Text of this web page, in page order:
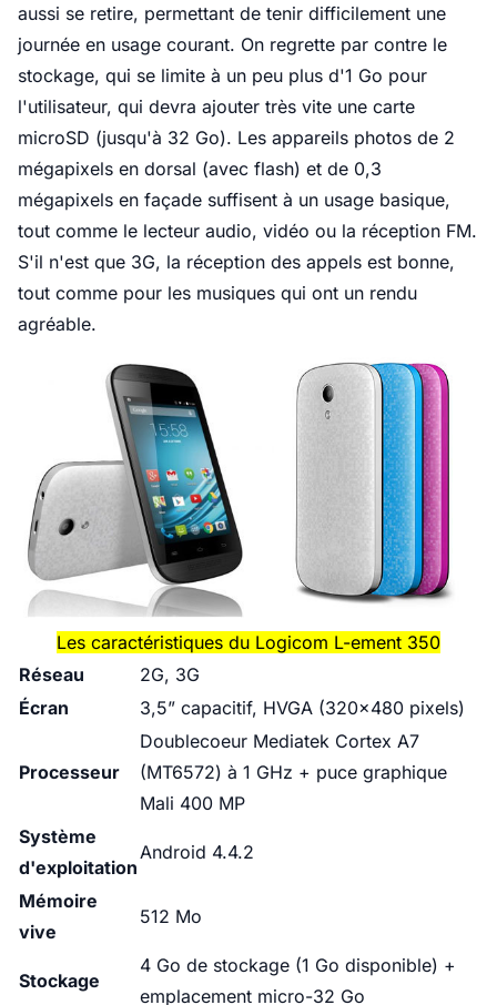
aussi se retire, permettant de tenir difficilement une
journée en usage courant. On regrette par contre le
stockage, qui se limite à un peu plus d'1 Go pour
l'utilisateur, qui devra ajouter très vite une carte
microSD (jusqu'à 32 Go). Les appareils photos de 2
mégapixels en dorsal (avec flash) et de 0,3
mégapixels en façade suffisent à un usage basique,
tout comme le lecteur audio, vidéo ou la réception FM.
S'il n'est que 3G, la réception des appels est bonne,
tout comme pour les musiques qui ont un rendu
agréable.
Les caractéristiques du Logicom L-ement 350
Réseau
2G, 3G
Écran
3,5” capacitif, HVGA (320x480 pixels)
Processeur
Doublecoeur Mediatek Cortex A7
(MT6572) à 1 GHz + puce graphique
Mali 400 MP
Système
d'exploitation
Android 4.4.2
Mémoire
vive
512 Mo
Stockage
4 Go de stockage (1 Go disponible) +
emplacement micro-32 Go